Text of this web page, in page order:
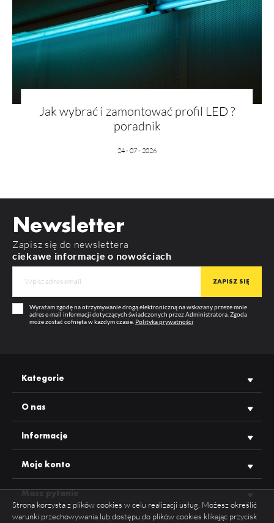
Jak wybrać i zamontować profil LED ?
poradnik
24 - 07 - 2026
Newsletter
Zapisz się do newslettera
ciekawe informacje o nowościach
Wyrażam zgodę na otrzymywanie drogą elektroniczną na wskazany przeze mnie
adres e-mail informacji dotyczących świadczonych przez Administratora. Zgoda
może zostać cofnięta w każdym czasie. Polityka prywatności
Kategorie
O nas
Informacje
Moje konto
Masz pytanie
Strona korzysta z plików cookies w celu realizacji usług. Możesz określić
warunki przechowywania lub dostępu do plików cookies klikając przycisk